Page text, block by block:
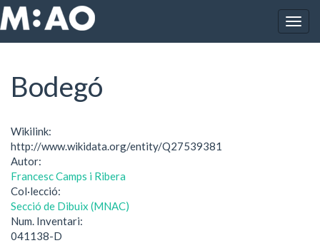
Vés al contingut
Inici Bodegó
Bodegó
Wikilink:
http://www.wikidata.org/entity/Q27539381
Autor:
Francesc Camps i Ribera
Col·lecció:
Secció de Dibuix (MNAC)
Num. Inventari:
041138-D